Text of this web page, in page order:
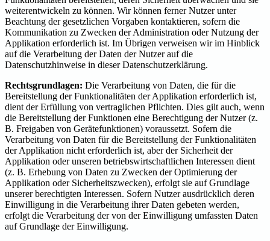
weiterentwickeln zu können. Wir können ferner Nutzer unter
Beachtung der gesetzlichen Vorgaben kontaktieren, sofern die
Kommunikation zu Zwecken der Administration oder Nutzung der
Applikation erforderlich ist. Im Übrigen verweisen wir im Hinblick
auf die Verarbeitung der Daten der Nutzer auf die
Datenschutzhinweise in dieser Datenschutzerklärung.
Rechtsgrundlagen: Die Verarbeitung von Daten, die für die
Bereitstellung der Funktionalitäten der Applikation erforderlich ist,
dient der Erfüllung von vertraglichen Pflichten. Dies gilt auch, wenn
die Bereitstellung der Funktionen eine Berechtigung der Nutzer (z.
B. Freigaben von Gerätefunktionen) voraussetzt. Sofern die
Verarbeitung von Daten für die Bereitstellung der Funktionalitäten
der Applikation nicht erforderlich ist, aber der Sicherheit der
Applikation oder unseren betriebswirtschaftlichen Interessen dient
(z. B. Erhebung von Daten zu Zwecken der Optimierung der
Applikation oder Sicherheitszwecken), erfolgt sie auf Grundlage
unserer berechtigten Interessen. Sofern Nutzer ausdrücklich deren
Einwilligung in die Verarbeitung ihrer Daten gebeten werden,
erfolgt die Verarbeitung der von der Einwilligung umfassten Daten
auf Grundlage der Einwilligung.